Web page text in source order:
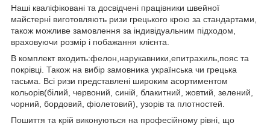
Наші кваліфіковані та досвідчені працівники швейної
майстерні виготовляють ризи грецького крою за стандартами,
також можливе замовлення за індивідуальним підходом,
враховуючи розмір і побажання клієнта.
В комплект входить:фелон,нарукавники,епитрахиль,пояс та
покрівці. Також на вибір замовника українська чи грецька
тасьма. Всі ризи представлені широким асортиментом
кольорів(білий, червоний, синій, блакитний, жовтий, зелений,
чорний, бордовий, фіолетовий), узорів та плотностей.
Пошиття та крій виконуються на професійному рівні, що